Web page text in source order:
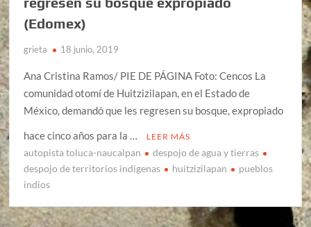
(Edomex)
grieta 18 junio, 2019
Ana Cristina Ramos/ PIE DE PÁGINA Foto: Cencos La
comunidad otomí de Huitzizilapan, en el Estado de
México, demandó que les regresen su bosque, expropiado
hace cinco años para la …
LEER MÁS
autopista toluca-naucalpan
despojo de agua y tierras
despojo de territorios indigenas
huitzizilapan
pueblos
indios